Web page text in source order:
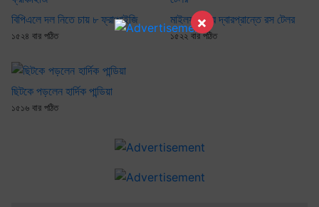
×
বিপিএলে দল নিতে চায় ৮ ফ্রাঞ্চাইজি
১৫২৪ বার পঠিত
মাইলফলকের দ্বারপ্রান্তে রস টেলর
১৫২২ বার পঠিত
ছিটকে পড়লেন হার্দিক পান্ডিয়া
১৫১৬ বার পঠিত